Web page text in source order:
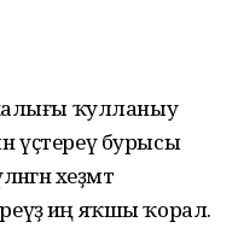
ҡулланыу
үҫтереү бурысы
хеҙмәт
иң яҡшы ҡорал.